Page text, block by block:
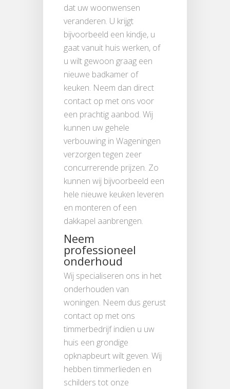
dat uw woonwensen
veranderen. U krijgt
bijvoorbeeld een kindje, u
gaat vanuit huis werken, of
u wilt gewoon graag een
nieuwe badkamer of
keuken. Neem dan direct
contact op met ons voor
een prachtig aanbod. Wij
kunnen uw gehele
verbouwing in Wageningen
verzorgen tegen zeer
concurrerende prijzen. Zo
kunnen wij bijvoorbeeld een
hele nieuwe keuken leveren
en monteren of een
dakkapel aanbrengen.
Neem
professioneel
onderhoud
Wij specialiseren ons in het
onderhouden van
woningen. Neem dus gerust
contact op met ons
timmerbedrijf indien u uw
huis een grondige
opknapbeurt wilt geven. Wij
hebben timmerlieden en
schilders tot onze